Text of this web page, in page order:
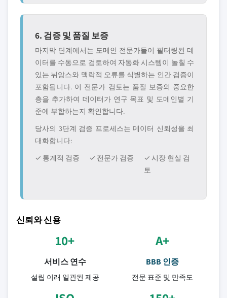
6. 검증 및 품질 보증
마지막 단계에서는 도메인 전문가들이 필터링된 데
이터를 수동으로 검토하여 자동화 시스템이 놀칠 수
있는 뉘앙스와 맥락적 오류를 식별하는 인간 검증이
포함됩니다. 이 전문가 검토는 품질 보증의 중요한
층을 추가하여 데이터가 연구 목표 및 도메인별 기
준에 부합하는지 확인합니다.
당사의 3단계 검증 프로세스는 데이터 신뢰성을 최
대화합니다:
✓ 통계적 검증
✓ 전문가 검증
✓ 시장 현실 검
토
신뢰와 신용
10+
서비스 연수
설립 이래 일관된 제공
A+
BBB 인증
전문 표준 및 만족도